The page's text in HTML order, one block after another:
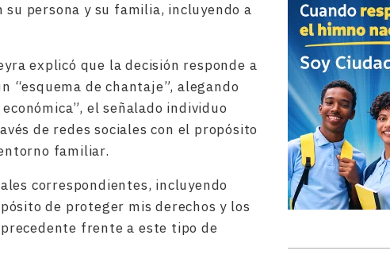
persona y su familia, incluyendo a
explicó que la decisión responde a
“esquema de chantaje”, alegando
el señalado individuo
de redes sociales con el propósito
familiar.
correspondientes, incluyendo
de proteger mis derechos y los
frente a este tipo de